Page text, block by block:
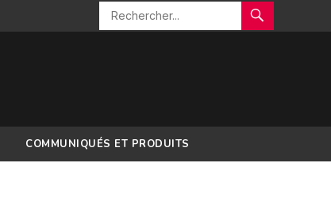
COMMUNIQUÉS ET PRODUITS